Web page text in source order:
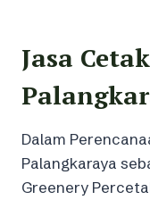
Jasa
Dalam
Palangkaraya
Greenery